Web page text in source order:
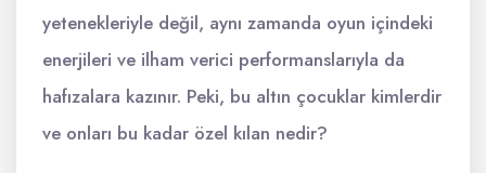
yetenekleriyle değil, aynı zamanda oyun içindeki
enerjileri ve ilham verici performanslarıyla da
hafızalara kazınır. Peki, bu altın çocuklar kimlerdir
ve onları bu kadar özel kılan nedir?